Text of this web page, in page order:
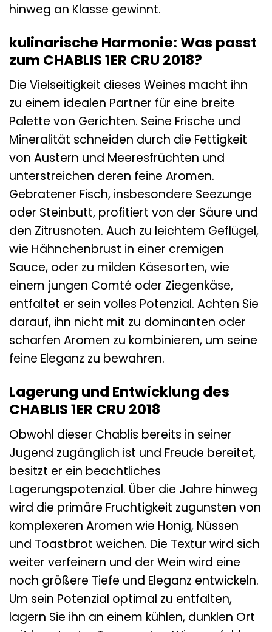
hinweg an Klasse gewinnt.
kulinarische Harmonie: Was passt
zum CHABLIS 1ER CRU 2018?
Die Vielseitigkeit dieses Weines macht ihn
zu einem idealen Partner für eine breite
Palette von Gerichten. Seine Frische und
Mineralität schneiden durch die Fettigkeit
von Austern und Meeresfrüchten und
unterstreichen deren feine Aromen.
Gebratener Fisch, insbesondere Seezunge
oder Steinbutt, profitiert von der Säure und
den Zitrusnoten. Auch zu leichtem Geflügel,
wie Hähnchenbrust in einer cremigen
Sauce, oder zu milden Käsesorten, wie
einem jungen Comté oder Ziegenkäse,
entfaltet er sein volles Potenzial. Achten Sie
darauf, ihn nicht mit zu dominanten oder
scharfen Aromen zu kombinieren, um seine
feine Eleganz zu bewahren.
Lagerung und Entwicklung des
CHABLIS 1ER CRU 2018
Obwohl dieser Chablis bereits in seiner
Jugend zugänglich ist und Freude bereitet,
besitzt er ein beachtliches
Lagerungspotenzial. Über die Jahre hinweg
wird die primäre Fruchtigkeit zugunsten von
komplexeren Aromen wie Honig, Nüssen
und Toastbrot weichen. Die Textur wird sich
weiter verfeinern und der Wein wird eine
noch größere Tiefe und Eleganz entwickeln.
Um sein Potenzial optimal zu entfalten,
lagern Sie ihn an einem kühlen, dunklen Ort